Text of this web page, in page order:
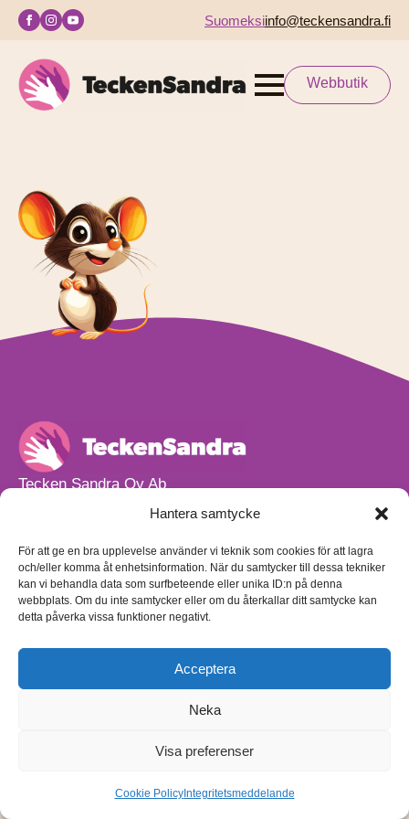
Hantera samtycke
För att ge en bra upplevelse använder vi teknik som cookies för att lagra
och/eller komma åt enhetsinformation. När du samtycker till dessa tekniker
kan vi behandla data som surfbeteende eller unika ID:n på denna
webbplats. Om du inte samtycker eller om du återkallar ditt samtycke kan
detta påverka vissa funktioner negativt.
Acceptera
Neka
Visa preferenser
Cookie PolicyIntegritetsmeddelande
Suomeksiinfo@teckensandra.fi
Webbutik
Tecken Sandra Oy Ab
info@teckensandra.fi
Vårt verksamhetsutrymme HÖRNAN ligger i Sibbo.
Torpvägen 9 B 13,
01150 Söderkulla
Beställnings- och leveransvillkor
Sekretesspolicy
(på finska)